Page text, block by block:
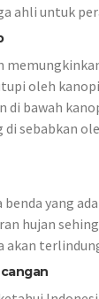
ahli untuk
oleh
di bawah
di sebabkan
yang
hujan
akan